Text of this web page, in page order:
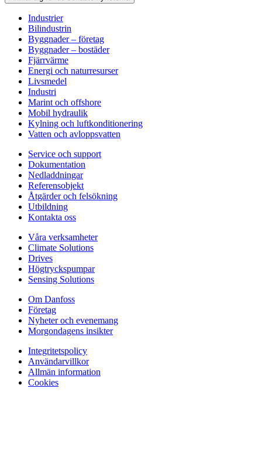
Industrier
Bilindustrin
Byggnader – företag
Byggnader – bostäder
Fjärrvärme
Energi och naturresurser
Livsmedel
Industri
Marint och offshore
Mobil hydraulik
Kylning och luftkonditionering
Vatten och avloppsvatten
Service och support
Dokumentation
Nedladdningar
Referensobjekt
Åtgärder och felsökning
Utbildning
Kontakta oss
Våra verksamheter
Climate Solutions
Drives
Högtryckspumpar
Sensing Solutions
Om Danfoss
Företag
Nyheter och evenemang
Morgondagens insikter
Integritetspolicy
Användarvillkor
Allmän information
Cookies